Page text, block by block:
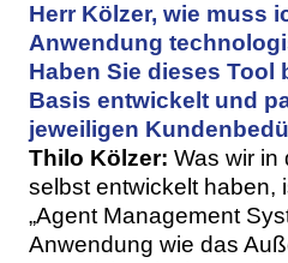
Herr Kölzer, wie muss
Anwendung
Haben Sie dieses Tool
Basis entwickelt und
jeweiligen
Thilo Kölzer: Was wir in
selbst entwickelt haben,
„Agent Management
Anwendung wie das